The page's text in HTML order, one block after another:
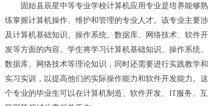
固始县辰星中等专业学校计算机应用专业是培养能够熟
练掌握计算机操作、维护和管理的专业人才。该专业主要涉
及计算机基础知识、操作系统、数据库、网络技术、软件开
发等方面的内容。学生将学习计算机基础知识、操作系统、
数据库、网络技术等理论知识，同时还需要进行实践教学和
实习实训，以提高他们的实际操作能力和软件开发能力。这
个专业的毕业生可以在计算机制造、软件开发、IT服务、互